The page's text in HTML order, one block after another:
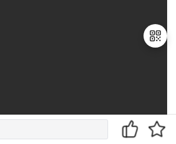
>javaee-api</artifactId